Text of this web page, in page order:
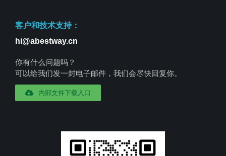
客户和技术支持：
hi@abestway.cn
你有什么问题吗？
可以给我们发一封电子邮件，我们会尽快回复你。
内部文件下载入口